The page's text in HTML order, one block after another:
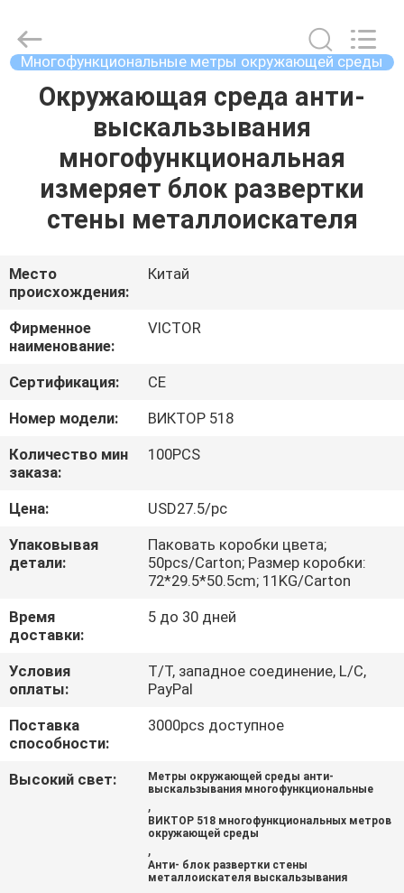
ДОМ
ПРОДУКТЫ
ПУТЕШЕСТВИЕ
ФАБРИКИ
ПРОВЕРКА
КАЧЕСТВА
СВЯЖИТЕСЬ
МЫ
НОВОСТИ
СЛУЧАИ
КАРТА
PRIVACY
Rights
Reserved.
Developed
Многофункциональные метры окружающей среды
Окружающая среда анти-
выскальзывания
многофункциональная
измеряет блок развертки
стены металлоискателя
Место
происхождения:
Китай
Фирменное
наименование:
VICTOR
Сертификация:
CE
Номер модели:
ВИКТОР 518
Количество мин
заказа:
100PCS
Цена:
USD27.5/pc
Упаковывая
детали:
Паковать коробки цвета;
50pcs/Carton; Размер коробки:
72*29.5*50.5cm; 11KG/Carton
Время
доставки:
5 до 30 дней
Условия
оплаты:
T/T, западное соединение, L/C,
PayPal
Поставка
способности:
3000pcs доступное
Высокий свет:
Метры окружающей среды анти-
выскальзывания многофункциональные
,
ВИКТОР 518 многофункциональных метров
окружающей среды
,
Анти- блок развертки стены
металлоискателя выскальзывания